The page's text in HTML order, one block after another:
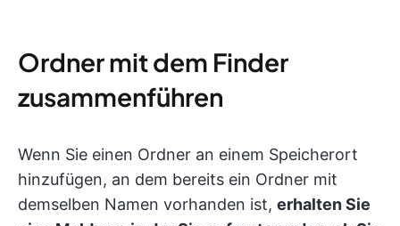
Ordner mit dem Finder
zusammenführen
Wenn Sie einen Ordner an einem Speicherort
hinzufügen, an dem bereits ein Ordner mit
demselben Namen vorhanden ist, erhalten Sie